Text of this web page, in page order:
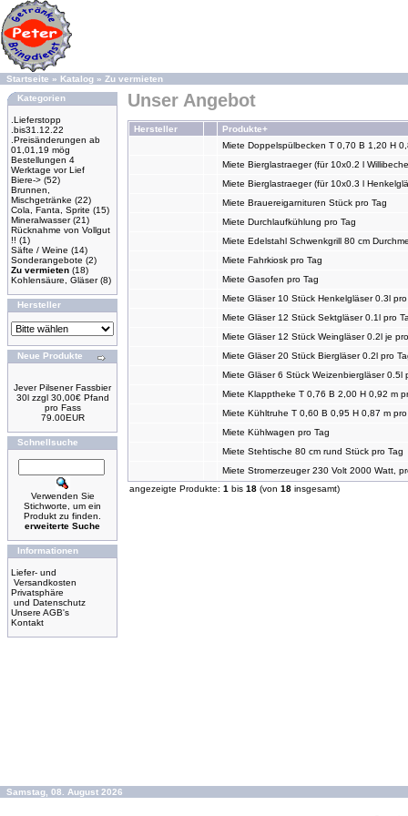
Startseite » Katalog » Zu vermieten
Kategorien
.Lieferstopp
.bis31.12.22
.Preisänderungen ab
01,01,19 mög
Bestellungen 4
Werktage vor Lief
Biere-> (52)
Brunnen,
Mischgetränke (22)
Cola, Fanta, Sprite (15)
Mineralwasser(21)
Rücknahme von Vollgut
!! (1)
Säfte / Weine (14)
Sonderangebote (2)
Zu vermieten (18)
Kohlensäure, Gläser(8)
Hersteller
Neue Produkte
Jever Pilsener Fassbier
30l zzgl 30,00€ Pfand
pro Fass
79.00EUR
Schnellsuche
Verwenden Sie
Stichworte, um ein
Produkt zu finden.
erweiterte Suche
Informationen
Liefer- und
Versandkosten
Privatsphäre
und Datenschutz
Unsere AGB's
Kontakt
Unser Angebot
Hersteller
Produkte+
Miete Doppelspülbecken T 0,70 B 1,20 H
Miete Bierglastraeger (für 10x0.2 l
Miete Bierglastraeger (für 10x0.3 l
Miete Brauereigarnituren Stück pro Tag
Miete Durchlaufkühlung pro Tag
Miete Edelstahl Schwenkgrill 80 cm
Miete Fahrkiosk pro Tag
Miete Gasofen pro Tag
Miete Gläser 10 Stück Henkelgläser 0.3l
Miete Gläser 12 Stück Sektgläser 0.1l pro
Miete Gläser 12 Stück Weingläser 0.2l je
Miete Gläser 20 Stück Biergläser 0.2l pro
Miete Gläser 6 Stück Weizenbiergläser 0.5l
Miete Klapptheke T 0,76 B 2,00 H 0,92 m
Miete Kühltruhe T 0,60 B 0,95 H 0,87 m pro
Miete Kühlwagen pro Tag
Miete Stehtische 80 cm rund Stück pro Tag
Miete Stromerzeuger 230 Volt 2000 Watt,
angezeigte Produkte: 1 bis 18 (von 18 insgesamt)
Samstag, 08. August 2026